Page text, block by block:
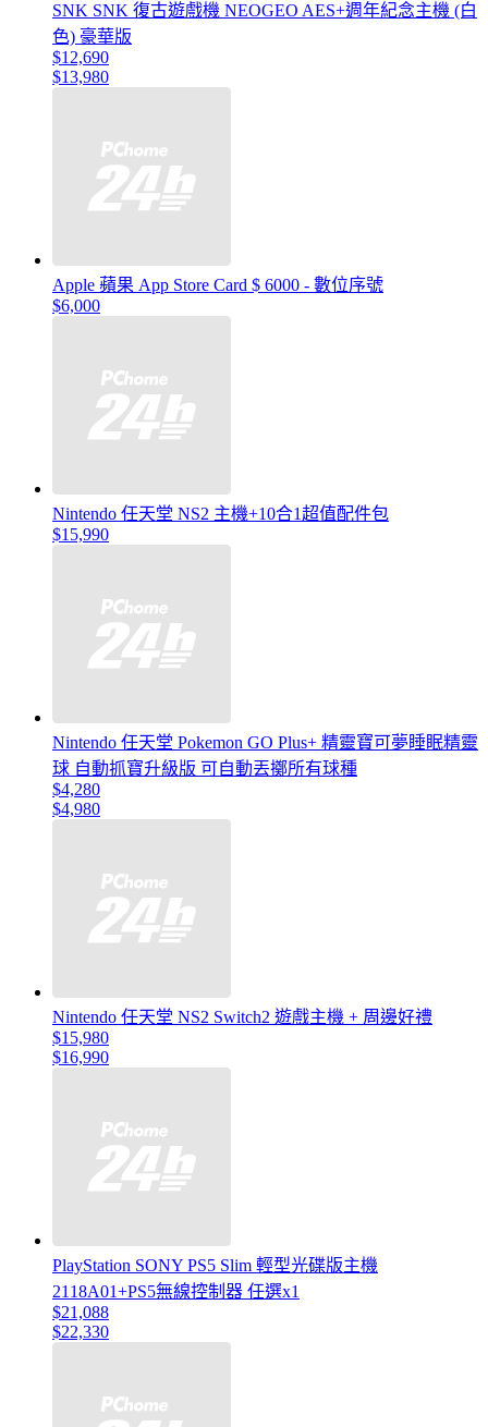
SNK SNK 復古遊戲機 NEOGEO AES+週年紀念主機 (白
色) 豪華版
$12,690
$13,980
Apple 蘋果 App Store Card $ 6000 - 數位序號
$6,000
Nintendo 任天堂 NS2 主機+10合1超值配件包
$15,990
Nintendo 任天堂 Pokemon GO Plus+ 精靈寶可夢睡眠精靈
球 自動抓寶升級版 可自動丟擲所有球種
$4,280
$4,980
Nintendo 任天堂 NS2 Switch2 遊戲主機 + 周邊好禮
$15,980
$16,990
PlayStation SONY PS5 Slim 輕型光碟版主機
2118A01+PS5無線控制器 任選x1
$21,088
$22,330